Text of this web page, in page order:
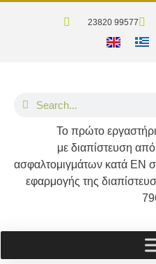
23820 99577
Το πρώτο
με διαπίστευση
ασφαλτομιγμάτων κατά ΕΝ
εφαρμογής της